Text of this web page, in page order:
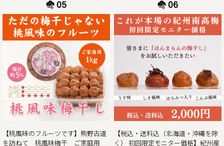
さらにダブルキャンペーンとして、今ならショップ内の全商
品を対象にご購入時に通常のポイント5倍プレゼント！
ぜひお得なこの機会に本場紀州南高梅の梅干しをご賞味くだ
2025/01/06
2025年新春梅干しお買得企画のご案内｜紀州南高梅ご家庭用
1kg×2個セットを税込・送料込みのお買い得価格にて販売
この度、ご家庭用梅干1kg×2個セットが大変お得にお買い求
めいただけるお買い得企画を開催します。また、期間中当企
画の商品をご購入いただいたお客様全員に「梅エキス飴」も
プレゼント！
【桃風味のフルーツです】熊野古道
を訪ねて 桃風味梅干 ご家庭用
【税込・送料込（北海道・沖縄を除
く） 初回限定モニター価格】紀州産